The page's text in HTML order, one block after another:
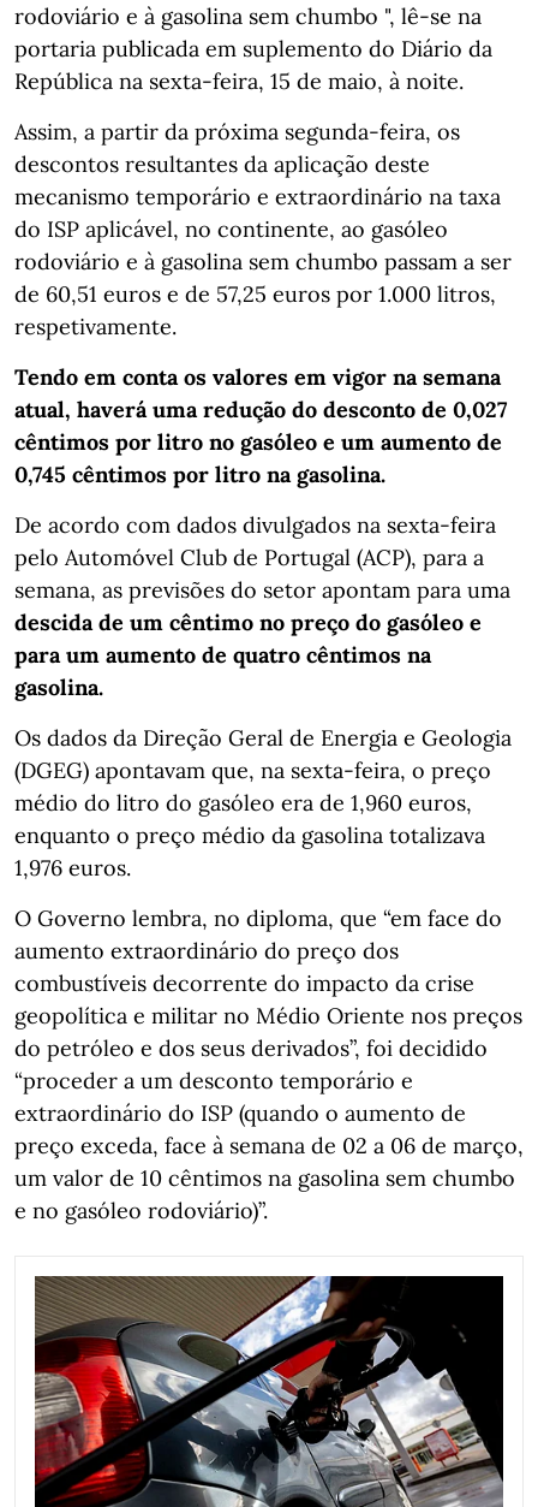
rodoviário e à gasolina sem chumbo ", lê-se na
portaria publicada em suplemento do Diário da
República na sexta-feira, 15 de maio, à noite.
Assim, a partir da próxima segunda-feira, os
descontos resultantes da aplicação deste
mecanismo temporário e extraordinário na taxa
do ISP aplicável, no continente, ao gasóleo
rodoviário e à gasolina sem chumbo passam a ser
de 60,51 euros e de 57,25 euros por 1.000 litros,
respetivamente.
Tendo em conta os valores em vigor na semana
atual, haverá uma redução do desconto de 0,027
cêntimos por litro no gasóleo e um aumento de
0,745 cêntimos por litro na gasolina.
De acordo com dados divulgados na sexta-feira
pelo Automóvel Club de Portugal (ACP), para a
semana, as previsões do setor apontam para uma
descida de um cêntimo no preço do gasóleo e
para um aumento de quatro cêntimos na
gasolina.
Os dados da Direção Geral de Energia e Geologia
(DGEG) apontavam que, na sexta-feira, o preço
médio do litro do gasóleo era de 1,960 euros,
enquanto o preço médio da gasolina totalizava
1,976 euros.
O Governo lembra, no diploma, que “em face do
aumento extraordinário do preço dos
combustíveis decorrente do impacto da crise
geopolítica e militar no Médio Oriente nos preços
do petróleo e dos seus derivados”, foi decidido
“proceder a um desconto temporário e
extraordinário do ISP (quando o aumento de
preço exceda, face à semana de 02 a 06 de março,
um valor de 10 cêntimos na gasolina sem chumbo
e no gasóleo rodoviário)”.